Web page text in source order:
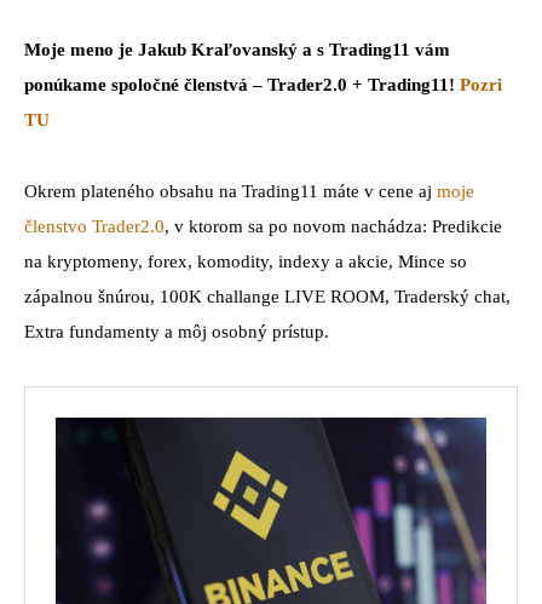
Moje meno je Jakub Kraľovanský a s Trading11 vám
ponúkame spoločné členstvá – Trader2.0 + Trading11! Pozri
TU
Okrem plateného obsahu na Trading11 máte v cene aj moje
členstvo Trader2.0, v ktorom sa po novom nachádza: Predikcie
na kryptomeny, forex, komodity, indexy a akcie, Mince so
zápalnou šnúrou, 100K challange LIVE ROOM, Traderský chat,
Extra fundamenty a môj osobný prístup.